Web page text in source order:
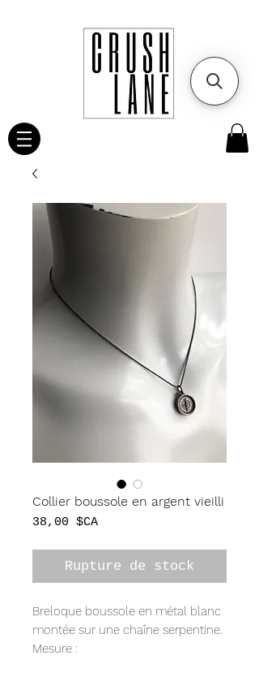
Collier boussole en argent vieilli
38,00 $CAPrix
Rupture de stock
Breloque boussole en métal blanc
montée sur une chaîne serpentine.
Mesure :